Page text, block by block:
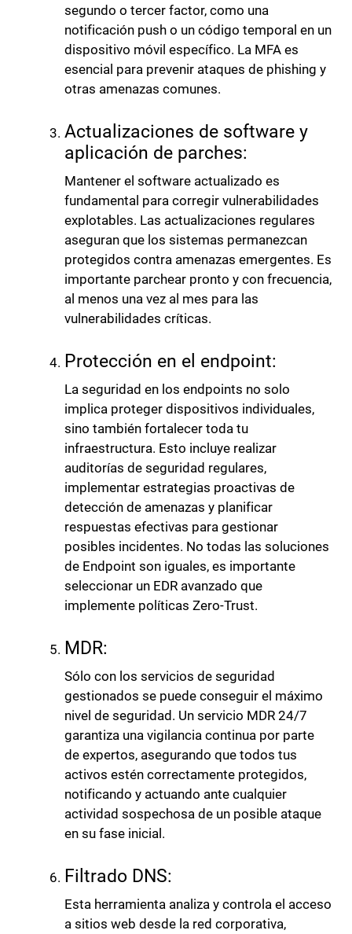
segundo o tercer factor, como una
notificación push o un código temporal en un
dispositivo móvil específico. La MFA es
esencial para prevenir ataques de phishing y
otras amenazas comunes.
Actualizaciones de software y
aplicación de parches:
Mantener el software actualizado es
fundamental para corregir vulnerabilidades
explotables. Las actualizaciones regulares
aseguran que los sistemas permanezcan
protegidos contra amenazas emergentes. Es
importante parchear pronto y con frecuencia,
al menos una vez al mes para las
vulnerabilidades críticas.
Protección en el endpoint:
La seguridad en los endpoints no solo
implica proteger dispositivos individuales,
sino también fortalecer toda tu
infraestructura. Esto incluye realizar
auditorías de seguridad regulares,
implementar estrategias proactivas de
detección de amenazas y planificar
respuestas efectivas para gestionar
posibles incidentes. No todas las soluciones
de Endpoint son iguales, es importante
seleccionar un EDR avanzado que
implemente políticas Zero-Trust.
MDR:
Sólo con los servicios de seguridad
gestionados se puede conseguir el máximo
nivel de seguridad. Un servicio MDR 24/7
garantiza una vigilancia continua por parte
de expertos, asegurando que todos tus
activos estén correctamente protegidos,
notificando y actuando ante cualquier
actividad sospechosa de un posible ataque
en su fase inicial.
Filtrado DNS:
Esta herramienta analiza y controla el acceso
a sitios web desde la red corporativa,